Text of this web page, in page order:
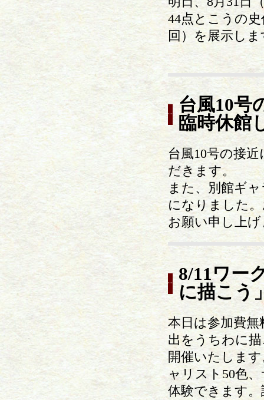
44点とこうの
回）を展示し
台風10号
臨時休館
台風10号の接
だきます。
また、別館ギ
になりました
お願い申し上
8/11ワー
に描こう
本日は参加費
出をうちわに
開催いたしま
ャリスト50色
体験できます